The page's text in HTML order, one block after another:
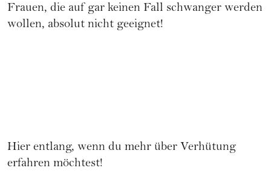
Frauen, die auf gar keinen Fall schwanger werden
wollen, absolut nicht geeignet!
Hier entlang, wenn du mehr über Verhütung
erfahren möchtest!